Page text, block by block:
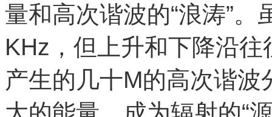
量和高次谐波的“浪涛”
KHz，但上升和下降沿
产生的几十M的高次谐